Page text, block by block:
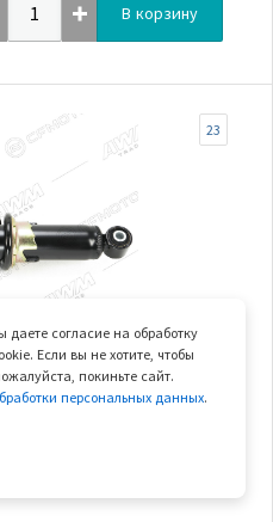
В корзину
23
даете согласие на обработку
Если вы не хотите, чтобы
покиньте сайт.
персональных данных.